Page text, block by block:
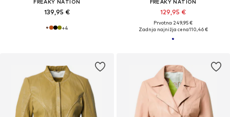
FREAKY NATION
139,95 €
+4
FREAKY NATION
129,95 €
Prvotno: 249,95 €
Zadnja najnižja cena110,46 €